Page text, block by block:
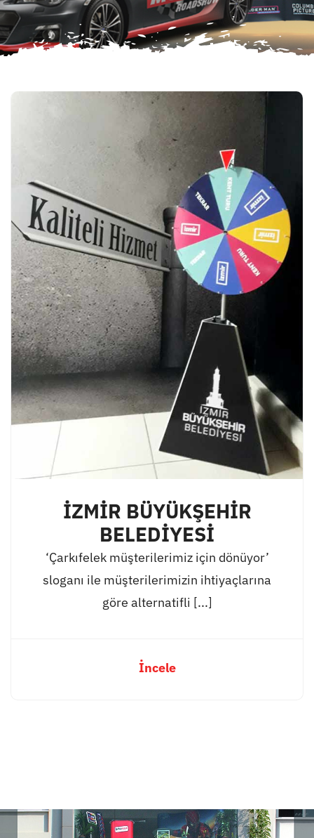
İZMİR BÜYÜKŞEHİR
BELEDİYESİ
‘Çarkıfelek müşterilerimiz için dönüyor’
sloganı ile müşterilerimizin ihtiyaçlarına
göre alternatifli [...]
İncele